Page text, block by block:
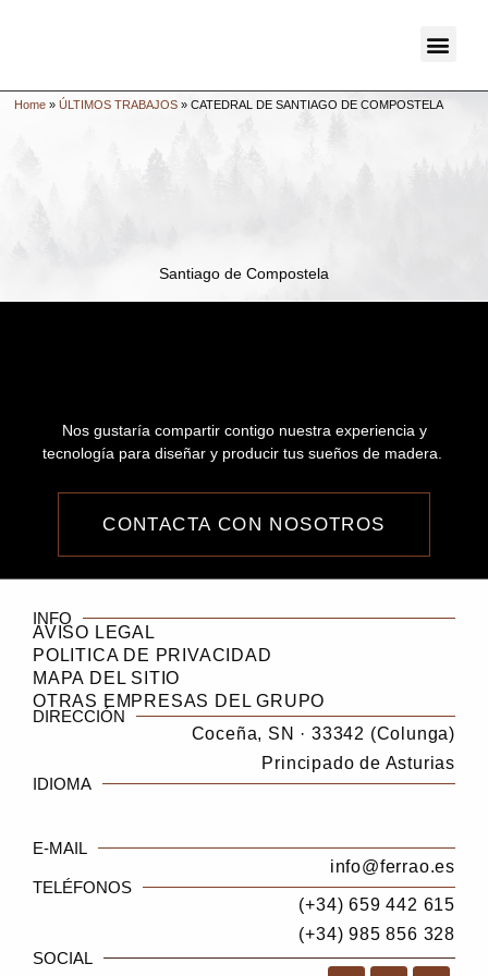
Home »ÚLTIMOS TRABAJOS »CATEDRAL DE SANTIAGO DE COMPOSTELA
Santiago de Compostela
Nos gustaría compartir contigo nuestra experiencia y
tecnología para diseñar y producir tus sueños de madera.
CONTACTA CON NOSOTROS
INFO
AVISO LEGAL
POLITICA DE PRIVACIDAD
MAPA DEL SITIO
OTRAS EMPRESAS DEL GRUPO
DIRECCIÓN
Coceña, SN · 33342 (Colunga)
Principado de Asturias
IDIOMA
E-MAIL
info@ferrao.es
TELÉFONOS
(+34) 659 442 615
(+34) 985 856 328
SOCIAL